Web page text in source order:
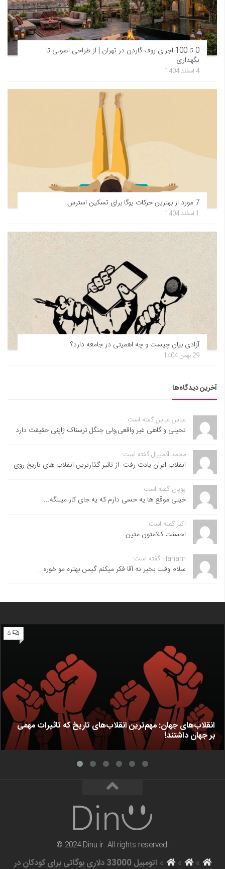
0 تا 100 اجرای روف گاردن در تهران | از طراحی اصولی تا
نگهداری
4 اسفند 1404
7 مورد از بهترین حرکات یوگا برای تسکین استرس
1 اسفند 1404
آزادی بیان چیست و چه اهمیتی در جامعه دارد؟
29 بهمن 1404
آخرین دیدگاه‌ها
عباس عباس گفته است:
تخیلی و گاهی غیر واقعی,ولی جنگل ترسناک ژاپنی حقیقت دارد
محمد آدمیرال گفته است:
انقلاب ایران یادت رفت. از تاثیر گذارترین انقلاب های تاریخ روی...
پویان گفته است:
خیلی موقع ها یه حسی دارم که یه جای کار میلنگه...
اکبر گفته است:
احسنت ‌کلامتون متین
Hanam گفته است:
سلام وقت بخیر نه آقا فکر میکنم گیس بهتره مو خوره...
۵
انقلاب‌های جهان: مهم‌ترین انقلاب‌های تاریخ که تاثیرات مهمی
بر جهان داشتند!
© 2024 Dinu.ir. All rights reserved.
»
»
» اتومبیل 33000 دلاری بوگاتی برای کودکان در